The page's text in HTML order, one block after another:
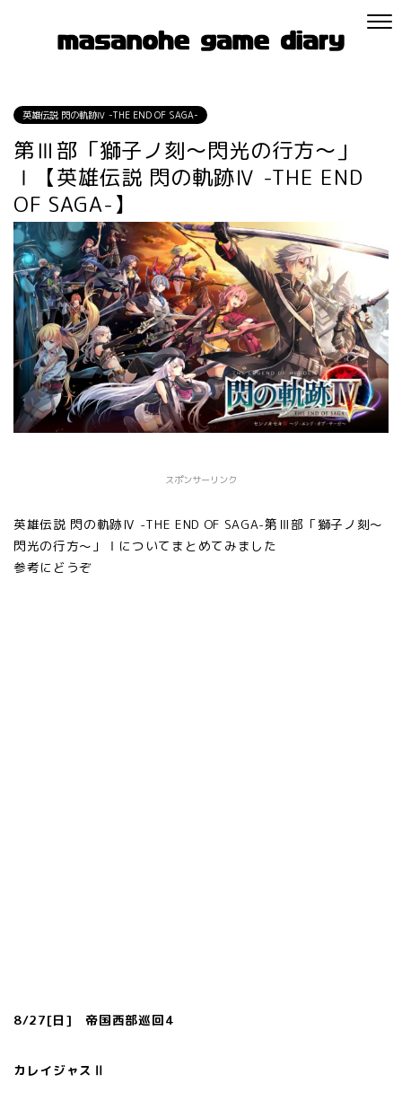
英雄伝説 閃の軌跡Ⅳ -THE END OF SAGA-
第Ⅲ部「獅子ノ刻～閃光の行方～」
Ⅰ【英雄伝説 閃の軌跡Ⅳ -THE END
OF SAGA-】
スポンサーリンク
英雄伝説 閃の軌跡Ⅳ -THE END OF SAGA-第Ⅲ部「獅子ノ刻～
閃光の行方～」Ⅰについてまとめてみました
参考にどうぞ
8/27[日] 帝国西部巡回4
カレイジャスⅡ